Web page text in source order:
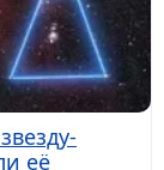
её